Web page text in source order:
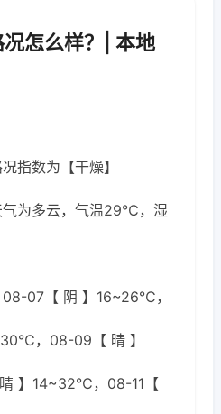
怎么样？| 本地
指数为【干燥】
气为多云，气温29℃，湿
08-07【 阴 】16~26℃，
，08-09【 晴 】
】14~32℃，08-11【